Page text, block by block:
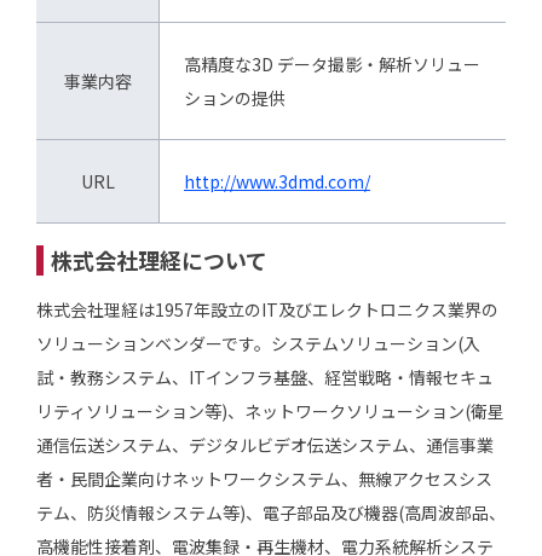
事業内容
高精度な3D データ撮影・解析ソリュー
ションの提供
URL http://www.3dmd.com/
株式会社理経について
株式会社理経は1957年設立のIT及びエレクトロニクス業界の
ソリューションベンダーです。システムソリューション(入
試・教務システム、ITインフラ基盤、経営戦略・情報セキュ
リティソリューション等)、ネットワークソリューション(衛星
通信伝送システム、デジタルビデオ伝送システム、通信事業
者・民間企業向けネットワークシステム、無線アクセスシス
テム、防災情報システム等)、電子部品及び機器(高周波部品、
高機能性接着剤、電波集録・再生機材、電力系統解析システ